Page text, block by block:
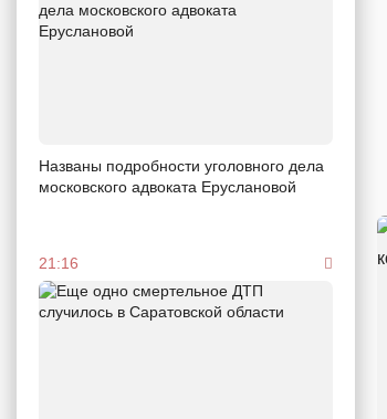
Названы подробности уголовного дела
московского адвоката Еруслановой
21:16